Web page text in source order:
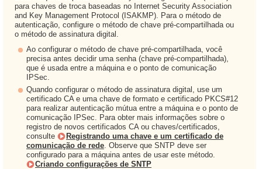
para chaves de troca baseadas no Internet Security Association
and Key Management Protocol (ISAKMP). Para o método de
autenticação, configure o método de chave pré-compartilhada ou
o método de assinatura digital.
Ao configurar o método de chave pré-compartilhada, você
precisa antes decidir uma senha (chave pré-compartilhada),
que é usada entre a máquina e o ponto de comunicação
IPSec.
Quando configurar o método de assinatura digital, use um
certificado CA e uma chave de formato e certificado PKCS#12
para realizar autenticação mútua entre a máquina e o ponto de
comunicação IPSec. Para obter mais informações sobre o
registro de novos certificados CA ou chaves/certificados,
consulte
Registrando uma chave e um certificado de
comunicação de rede. Observe que SNTP deve ser
configurado para a máquina antes de usar este método.
Criando configurações de SNTP